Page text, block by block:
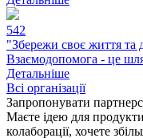
542
"Збережи своє життя
Взаємодопомога - це
Детальніше
Всі організації
Запропонувати
Маєте ідею для
колаборації, хочете